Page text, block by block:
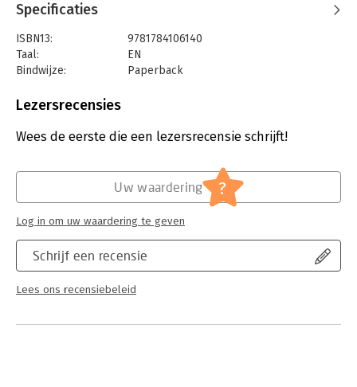
Specificaties
ISBN13:
9781784106140
Taal:
EN
Bindwijze:
Paperback
Uitgever:
Lezersrecensies
Wees de eerste die een lezersrecensie schrijft!
Schrijf een recensie
Lees ons recensiebeleid
Uw waardering ?
Log in om uw waardering te geven